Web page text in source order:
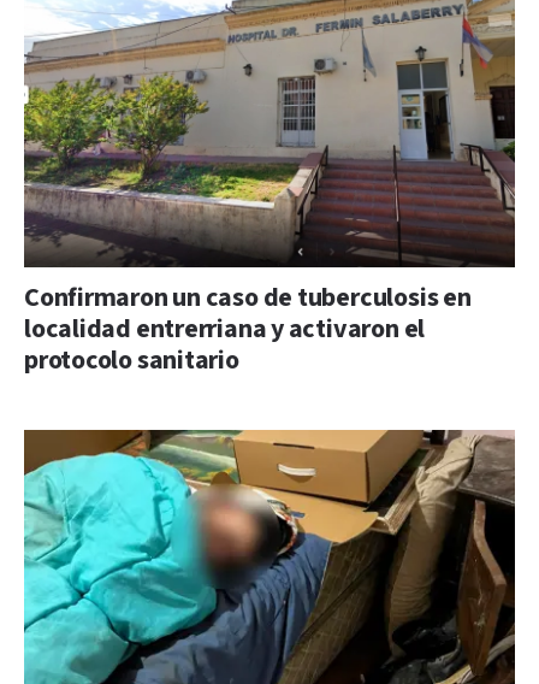
Confirmaron un caso de tuberculosis en
localidad entrerriana y activaron el
protocolo sanitario